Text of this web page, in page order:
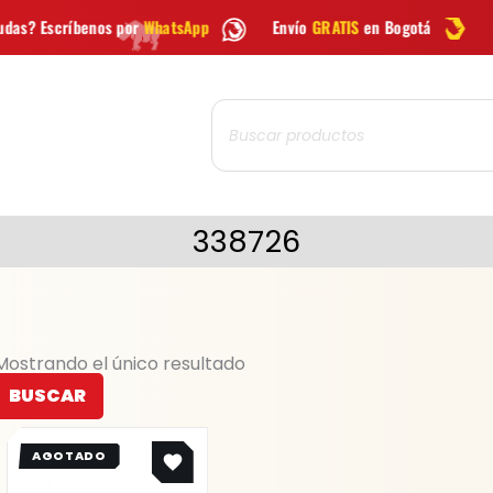
WhatsApp EnvíoGRATISen Bogotá Envío gratis a
Búsqueda
de
productos
338726
BUSCAR
el único resultado